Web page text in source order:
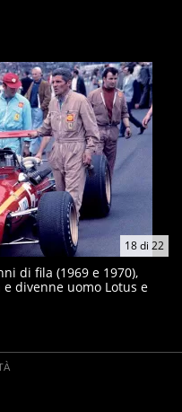
18di 22
di fila (1969 e 1970),
divenne uomo Lotus e